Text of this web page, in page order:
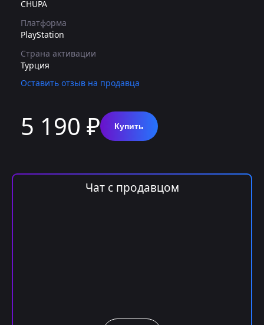
CHUPA
Платформа
PlayStation
Страна активации
Турция
Оставить отзыв на продавца
5 190 ₽ Купить
Чат с продавцом